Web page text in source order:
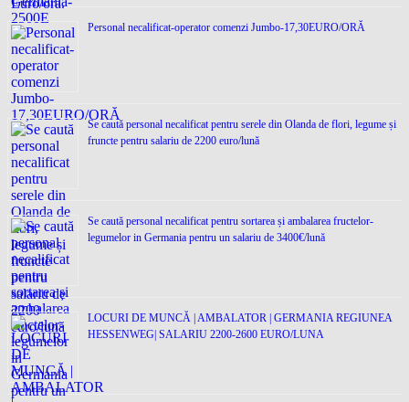
Personal necalificat-operator comenzi Jumbo-17,30EURO/ORĂ
Se caută personal necalificat pentru serele din Olanda de flori, legume și
fruncte pentru salariu de 2200 euro/lună
Se caută personal necalificat pentru sortarea și ambalarea fructelor-
legumelor in Germania pentru un salariu de 3400€/lună
LOCURI DE MUNCĂ | AMBALATOR | GERMANIA REGIUNEA
HESSENWEG| SALARIU 2200-2600 EURO/LUNA